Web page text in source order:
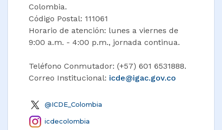
Colombia.
Código Postal: 111061
Horario de atención: lunes a viernes de
9:00 a.m. - 4:00 p.m., jornada continua.
Teléfono Conmutador: (+57) 601 6531888.
Correo Institucional: icde@igac.gov.co​
@ICDE_Colombia
icdecolombia